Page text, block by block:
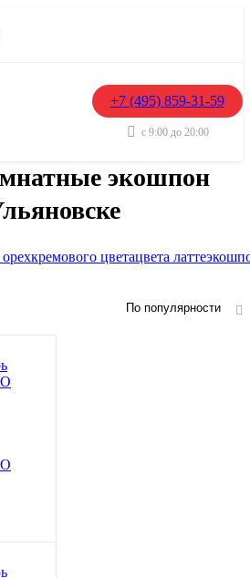
+7 (495) 859-31-59
с 9:00 до 20:00
экошпон
кремового цветацвета латте
По популярности